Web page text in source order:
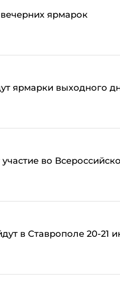
ярмарок
ярмарки выходного
во
в Ставрополе 20-21